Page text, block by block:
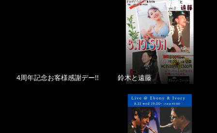
4周年記念お客様感謝デー!! 鈴木と遠藤